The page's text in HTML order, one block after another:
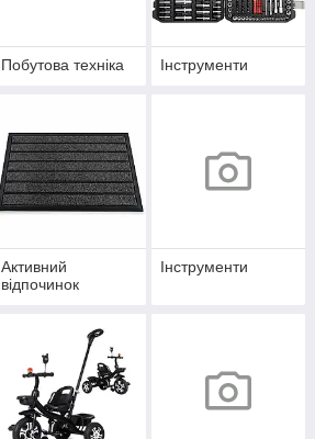
Побутова техніка Інструменти
Активний
відпочинок
Інструменти